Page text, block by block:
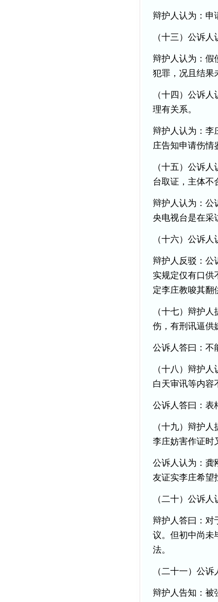
辩护人认为：申
（十三）公诉
辩护人认为：假
犯罪，况且结果
（十四）公诉
理有关系。
辩护人认为：李
庄告知申请伤情
（十五）公诉
台取证，主体不
辩护人认为：公
央电视台是在采
（十六）公诉
辩护人反驳：公
实规定仅有口供
定李庄教唆其翻
（十七）辩护
伤，有刑讯逼供
公诉人答曰：不
（十八）辩护
白天审讯等内容
公诉人答曰：表
（十九）辩护
李庄妨害作证时
公诉人认为：龚
友证实李庄希望
（二十）公诉
辩护人答曰：对
议。但初中尚未
法。
（二十一）公
辩护人告知：被